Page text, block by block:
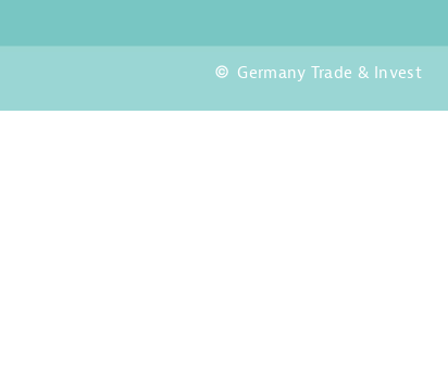
Germany Trade & Invest